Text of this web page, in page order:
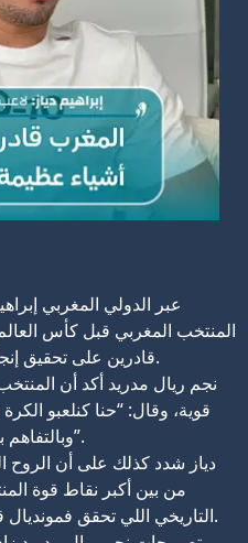
عبر الدولي المغربي
قادرين على تحقيق إنجازات كبيرة ومواصلة كتابة التاريخ.
نجم ريال مدريد أكد أن
قوية، وقال: “حنا كنلعبو الكرة
وبالتفاهم بيناتنا، ونقدرو نحققو أشياء عظيمة”.
دياز شدد كذلك على أن الروح
من بين أكبر نقاط قوة
التاريخي اللي تحقق فمونديال قطر بوصول الأسود لنصف النهائي.